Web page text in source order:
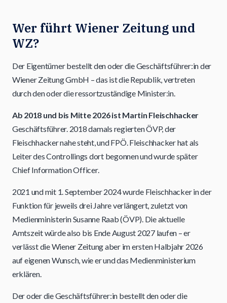
Wer führt Wiener Zeitung und
WZ?
Der Eigentümer bestellt den oder die Geschäftsführer:in der
Wiener Zeitung GmbH – das ist die Republik, vertreten
durch den oder die ressortzuständige Minister:in.
Ab 2018 und bis Mitte 2026 ist Martin Fleischhacker
Geschäftsführer. 2018 damals regierten ÖVP, der
Fleischhacker nahe steht, und FPÖ. Fleischhacker hat als
Leiter des Controllings dort begonnen und wurde später
Chief Information Officer.
2021 und mit 1. September 2024 wurde Fleischhacker in der
Funktion für jeweils drei Jahre verlängert, zuletzt von
Medienministerin Susanne Raab (ÖVP). Die aktuelle
Amtszeit würde also bis Ende August 2027 laufen – er
verlässt die Wiener Zeitung aber im ersten Halbjahr 2026
auf eigenen Wunsch, wie er und das Medienministerium
erklären.
Der oder die Geschäftsführer:in bestellt den oder die